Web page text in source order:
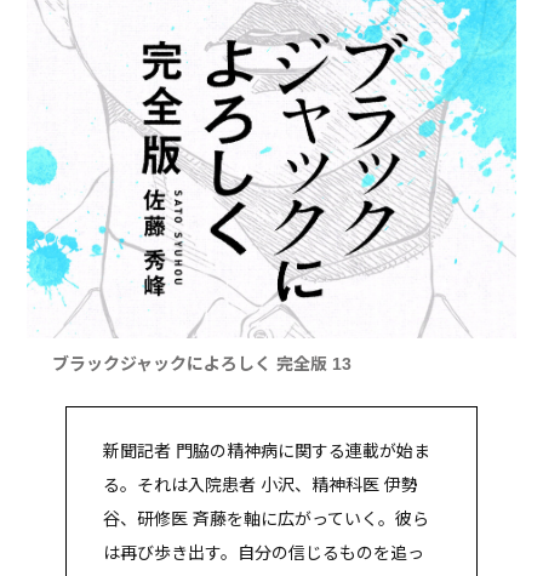
ブラックジャックによろしく 完全版 13
新聞記者 門脇の精神病に関する連載が始ま
る。それは入院患者 小沢、精神科医 伊勢
谷、研修医 斉藤を軸に広がっていく。彼ら
は再び歩き出す。自分の信じるものを追っ